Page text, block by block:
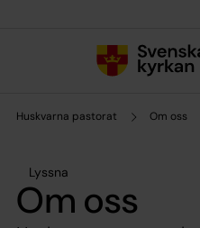
Huskvarna pastorat Om oss
Lyssna
Om oss